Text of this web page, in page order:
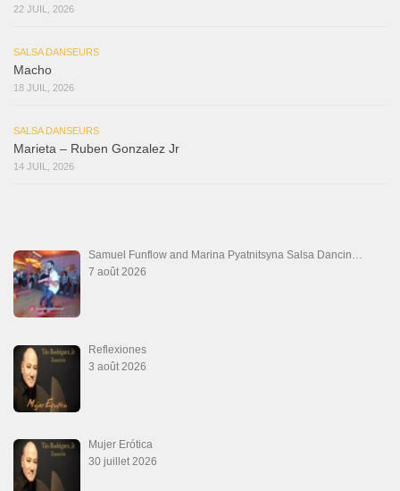
22 JUIL, 2026
SALSA DANSEURS
Macho
18 JUIL, 2026
SALSA DANSEURS
Marieta – Ruben Gonzalez Jr
14 JUIL, 2026
Samuel Funflow and Marina Pyatnitsyna Salsa Dancin…
7 août 2026
Reflexiones
3 août 2026
Mujer Erótica
30 juillet 2026